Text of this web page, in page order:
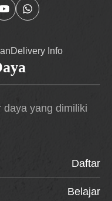
Delivery Info
daya yang dimiliki
Daftar
Belajar